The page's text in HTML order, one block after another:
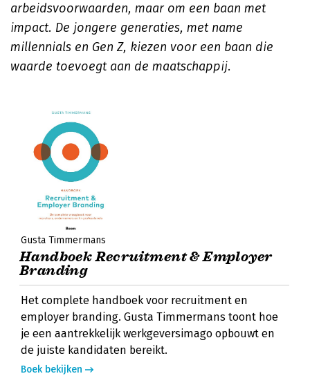
arbeidsvoorwaarden, maar om een baan met
impact. De jongere generaties, met name
millennials en Gen Z, kiezen voor een baan die
waarde toevoegt aan de maatschappij.
Gusta Timmermans
Handboek Recruitment & Employer
Branding
Het complete handboek voor recruitment en
employer branding. Gusta Timmermans toont hoe
je een aantrekkelijk werkgeversimago opbouwt en
de juiste kandidaten bereikt.
Boek bekijken